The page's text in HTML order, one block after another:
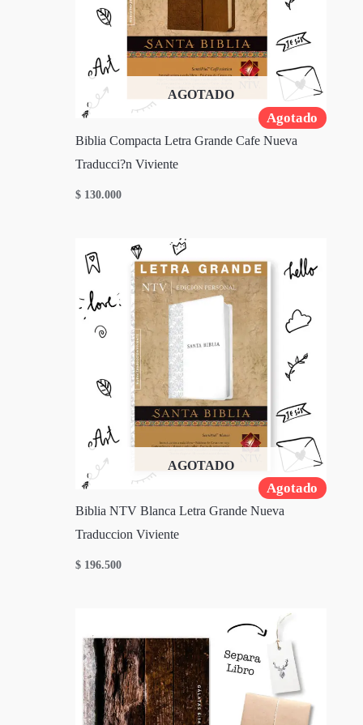
Agotado
AGOTADO
Biblia Compacta Letra Grande Cafe Nueva
Traducci?n Viviente
$ 130.000
Agotado
AGOTADO
Biblia NTV Blanca Letra Grande Nueva
Traduccion Viviente
$ 196.500